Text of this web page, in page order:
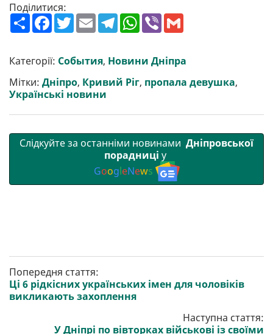
Поділитися:
П
о
р
и
т
и
F
a
b
o
o
k
T
w
t
e
r
E
m
l
T
e
g
r
a
m
W
h
s
A
p
p
V
r l
Категорії: События, Новини Дніпра
Мітки: Дніпро, Кривий Ріг, пропала девушка,
Українські новини
Слідкуйте за останніми новинами Дніпровської
порадниці у
GoogleNews
Попередня стаття:
Ці 6 рідкісних українських імен для чоловіків
викликають захоплення
Наступна стаття:
У Дніпрі по вівторках військові із своїми